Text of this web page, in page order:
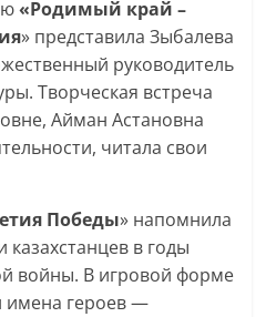
«Родимый край –
» представила Зыбалева
руководитель
Творческая встреча
Айман Астановна
читала свои
Победы» напомнила
казахстанцев в годы
войны. В игровой форме
имена героев —